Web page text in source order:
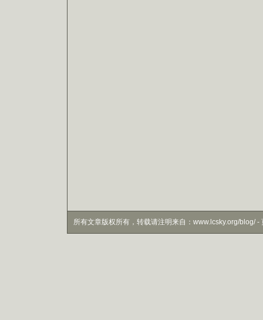
所有文章版权所有，转载请注明来自：www.lcsky.org/blog/